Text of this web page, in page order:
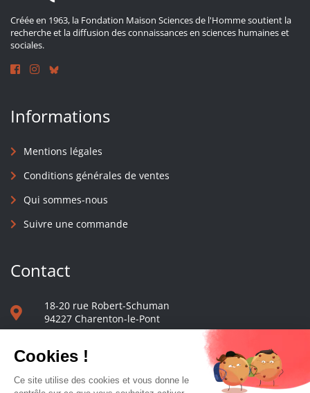
Créée en 1963, la Fondation Maison Sciences de l'Homme soutient la
recherche et la diffusion des connaissances en sciences humaines et
sociales.
Informations
Mentions légales
Conditions générales de ventes
Qui sommes-nous
Suivre une commande
Contact
18-20 rue Robert-Schuman
94227 Charenton-le-Pont